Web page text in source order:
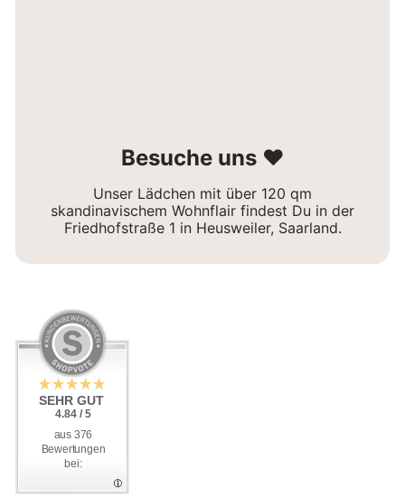
Besuche uns ❤
Unser Lädchen mit über 120 qm
skandinavischem Wohnflair findest Du in der
Friedhofstraße 1 in Heusweiler, Saarland.
SEHR GUT
4.84 / 5
aus 376
Bewertungen
bei:
SEHR GUT
4.84 / 5
aus 376
Bewertungen
bei: